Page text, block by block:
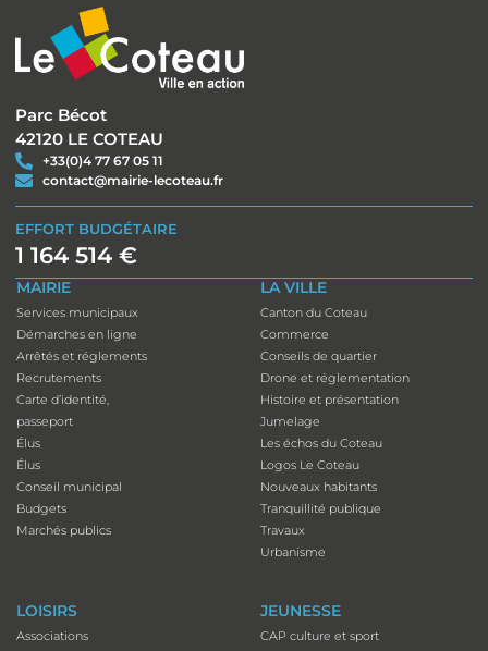
Parc Bécot
42120 LE COTEAU
+33(0)4 77 67 05 11
contact@mairie-lecoteau.fr
EFFORT BUDGÉTAIRE
1 164 514 €
MAIRIE
Services municipaux
Démarches en ligne
Arrêtés et réglements
Recrutements
Carte d’identité,
passeport
Élus
Élus
Conseil municipal
Budgets
Marchés publics
LA VILLE
Canton du Coteau
Commerce
Conseils de quartier
Drone et réglementation
Histoire et présentation
Jumelage
Les échos du Coteau
Logos Le Coteau
Nouveaux habitants
Tranquillité publique
Travaux
Urbanisme
LOISIRS
Associations
JEUNESSE
CAP culture et sport